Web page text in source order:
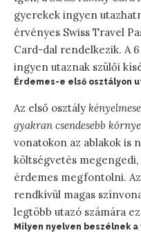
gyerekek ingyen
érvényes Swiss Travel
Card-dal rendelkezik. A
ingyen utaznak szülői
Érdemes-e első osztályon
Az első osztály
gyakran csendesebb
vonatokon az ablakok is
költségvetés
érdemes megfontolni.
rendkívül magas
legtöbb utazó számára
Milyen nyelven beszélnek a